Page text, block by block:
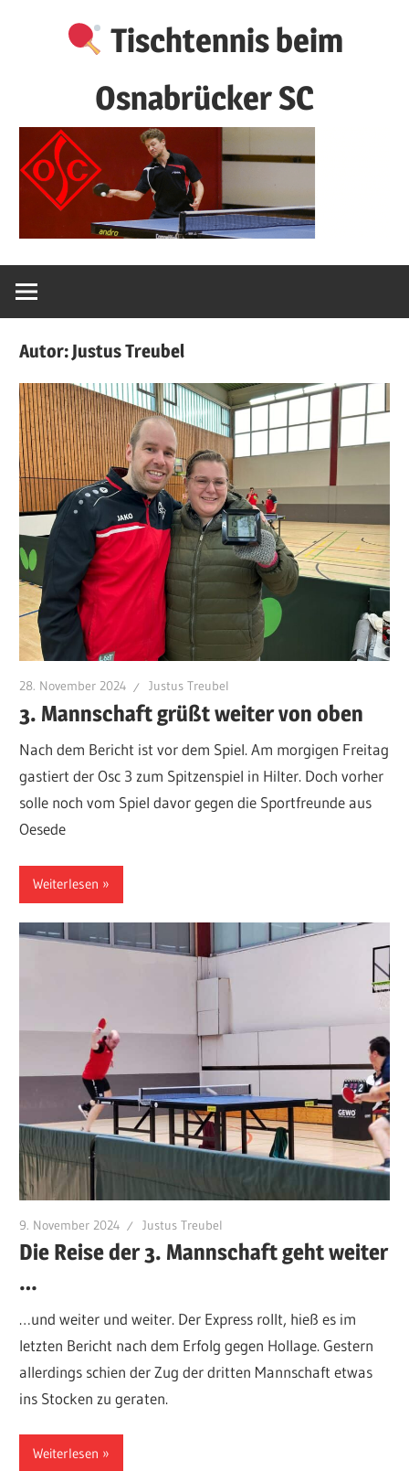
Tischtennis beim
Osnabrücker SC
Autor: Justus Treubel
28. November 2024 Justus Treubel
3. Mannschaft grüßt weiter von oben
Nach dem Bericht ist vor dem Spiel. Am morgigen Freitag
gastiert der Osc 3 zum Spitzenspiel in Hilter. Doch vorher
solle noch vom Spiel davor gegen die Sportfreunde aus
Oesede
Weiterlesen
9. November 2024 Justus Treubel
Die Reise der 3. Mannschaft geht weiter
…
…und weiter und weiter. Der Express rollt, hieß es im
letzten Bericht nach dem Erfolg gegen Hollage. Gestern
allerdings schien der Zug der dritten Mannschaft etwas
ins Stocken zu geraten.
Weiterlesen